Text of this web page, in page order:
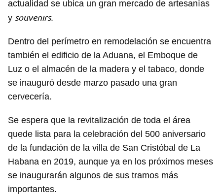
actualidad se ubica un gran mercado de artesanías
y souvenirs.
Dentro del perímetro en remodelación se encuentra
también el edificio de la Aduana, el Emboque de
Luz o el almacén de la madera y el tabaco, donde
se inauguró desde marzo pasado una gran
cervecería.
Se espera que la revitalización de toda el área
quede lista para la celebración del 500 aniversario
de la fundación de la villa de San Cristóbal de La
Habana en 2019, aunque ya en los próximos meses
se inaugurarán algunos de sus tramos más
importantes.